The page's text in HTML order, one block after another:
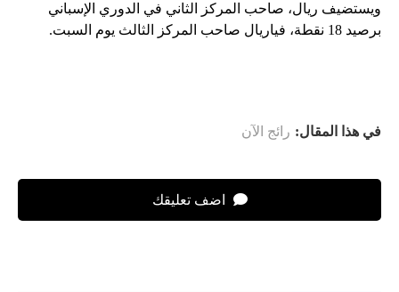
ويستضيف ريال، صاحب المركز الثاني في الدوري الإسباني
برصيد 18 نقطة، فياريال صاحب المركز الثالث يوم السبت.
في هذا المقال: رائج الآن
اضف تعليقك